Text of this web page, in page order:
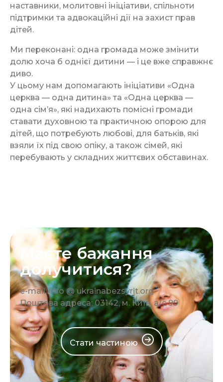
наставники, молитовні ініціативи, спільноти
підтримки та адвокаційні дії на захист прав
дітей.
Ми переконані: одна громада може змінити
долю хоча б однієї дитини — і це вже справжнє
диво.
У цьому нам допомагають ініціативи «Одна
церква — одна дитина» та «Одна церква —
одна сімʼя», які надихають помісні громади
ставати духовною та практичною опорою для
дітей, що потребують любові, для батьків, які
взяли їх під свою опіку, а також сімей, які
перебувають у складних життєвих обставинах.
Маєте бажання
долучитися?
e-mail: info @ ukrainabezsyrit.org
Поштова адреса: 03142, м. Київ, а/с 99
Стати частиною